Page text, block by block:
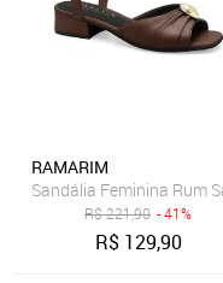
RAMARIM
Sandália Feminina Rum
R$221,90 - 41%
R$ 129,90